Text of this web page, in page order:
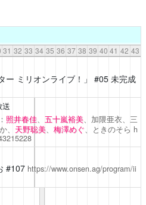
31 32 33 34 35 36 37 38 39 40 41 42 43
ミリオンライブ！」 #05 未完成
送
照井春佳、 五十嵐裕美、加隈亜衣、三
、 天野聡美、 梅澤めぐ、ときのそら h
#107 https://www.onsen.ag/program/ii